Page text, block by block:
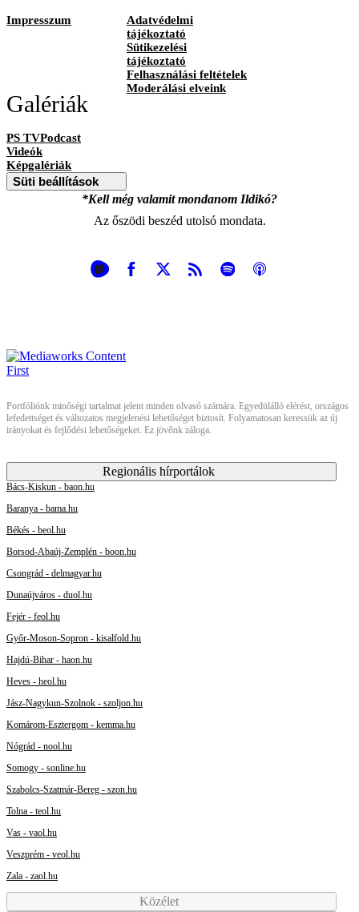
Impresszum
Adatvédelmi
tájékoztató
Sütikezelési
tájékoztató
Felhasználási feltételek
Moderálási elveink
Galériák
PS TVPodcast
Videók
Képgalériák
Süti beállítások
*Kell még valamit mondanom Ildikó?
Az őszödi beszéd utolsó mondata.
Portfóliónk minőségi tartalmat jelent minden olvasó számára. Egyedülálló elérést, országos
lefedettséget és változatos megjelenési lehetőséget biztosít. Folyamatosan keressük az új
irányokat és fejlődési lehetőségeket. Ez jövőnk záloga.
Regionális hírportálok
Bács-Kiskun - baon.hu
Baranya - bama.hu
Békés - beol.hu
Borsod-Abaúj-Zemplén - boon.hu
Csongrád - delmagyar.hu
Dunaújváros - duol.hu
Fejér - feol.hu
Győr-Moson-Sopron - kisalfold.hu
Hajdú-Bihar - haon.hu
Heves - heol.hu
Jász-Nagykun-Szolnok - szoljon.hu
Komárom-Esztergom - kemma.hu
Nógrád - nool.hu
Somogy - sonline.hu
Szabolcs-Szatmár-Bereg - szon.hu
Tolna - teol.hu
Vas - vaol.hu
Veszprém - veol.hu
Zala - zaol.hu
Közélet